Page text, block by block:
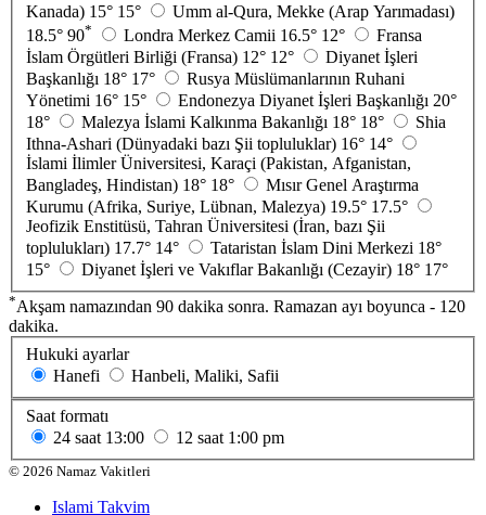
Kanada) 15° 15°
Umm al-Qura, Mekke (Arap Yarımadası)
18.5° 90* Londra Merkez Camii 16.5° 12°
Fransa
İslam Örgütleri Birliği (Fransa) 12° 12°
Diyanet İşleri
Başkanlığı 18° 17°
Rusya Müslümanlarının Ruhani
Yönetimi 16° 15° Endonezya Diyanet İşleri Başkanlığı 20°
18°
Malezya İslami Kalkınma Bakanlığı 18° 18°
Shia
Ithna-Ashari (Dünyadaki bazı Şii topluluklar) 16° 14°
İslami İlimler Üniversitesi, Karaçi (Pakistan, Afganistan,
Bangladeş, Hindistan) 18° 18°
Mısır Genel Araştırma
Kurumu (Afrika, Suriye, Lübnan, Malezya) 19.5° 17.5°
Jeofizik Enstitüsü, Tahran Üniversitesi (İran, bazı Şii
toplulukları) 17.7° 14° Tataristan İslam Dini Merkezi 18°
15°
Diyanet İşleri ve Vakıflar Bakanlığı (Cezayir) 18° 17°
*Akşam namazından 90 dakika sonra. Ramazan ayı boyunca - 120
dakika.
Hukuki ayarlar
Hanefi
Hanbeli, Maliki, Safii
Saat formatı
24 saat 13:00 12 saat 1:00 pm
© 2026 Namaz Vakitleri
Islami Takvim